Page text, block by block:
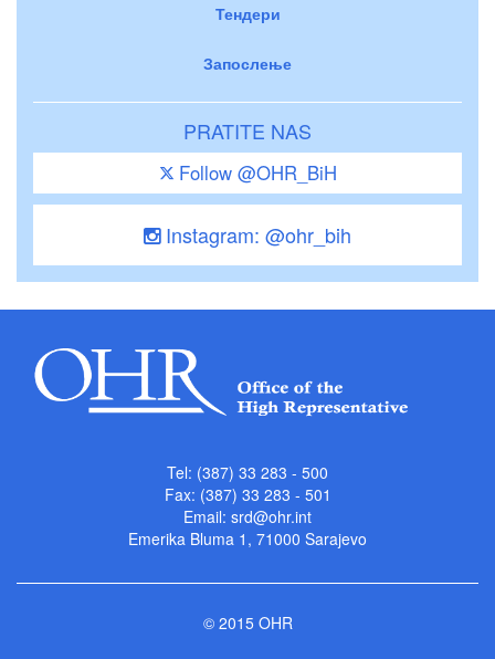
Тендери
Запослење
PRATITE NAS
Follow @OHR_BiH
Instagram: @ohr_bih
Tel: (387) 33 283 - 500
Fax: (387) 33 283 - 501
Email: srd@ohr.int
Emerika Bluma 1, 71000 Sarajevo
© 2015 OHR